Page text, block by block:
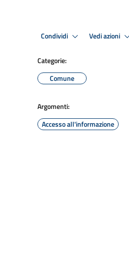
Condividi Vedi azioni
Categorie:
Comune
Argomenti:
Accesso all'informazione